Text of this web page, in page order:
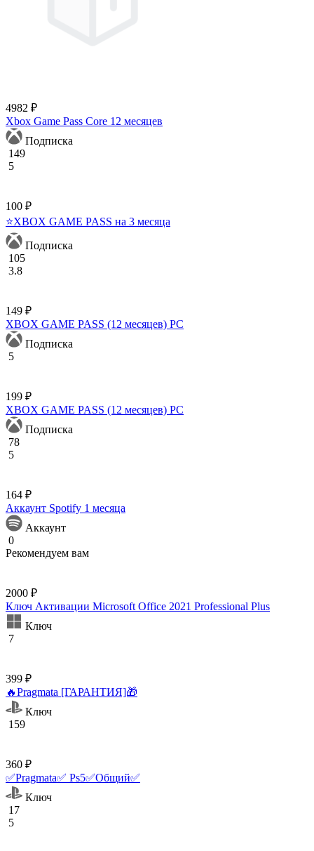
4982 ₽
Xbox Game Pass Core 12 месяцев
Подписка
149
5
100 ₽
⭐XBOX GAME PASS на 3 месяца
Подписка
105
3.8
149 ₽
XBOX GAME PASS (12 месяцев) PC
Подписка
5
199 ₽
XBOX GAME PASS (12 месяцев) PC
Подписка
78
5
164 ₽
Аккаунт Spotify 1 месяца
Аккаунт
0
Рекомендуем вам
2000 ₽
Ключ Активации Microsoft Office 2021 Professional Plus
Ключ
7
399 ₽
🔥Pragmata [ГАРАНТИЯ]🎁
Ключ
159
360 ₽
✅Pragmata✅ Ps5✅Общий✅
Ключ
17
5